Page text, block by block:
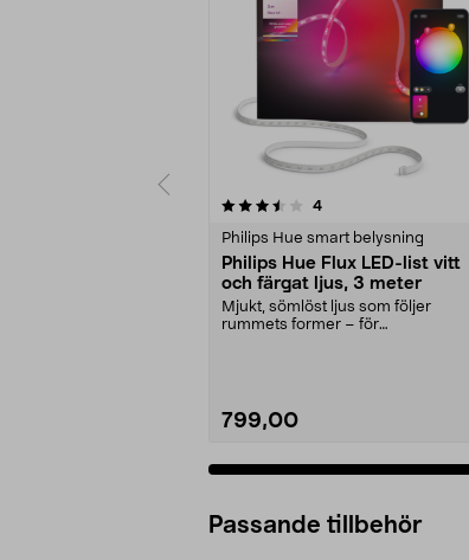
4recensioner
Philips Hue smart belysning
Philips Hue Flux LED-list vitt
och färgat ljus, 3 meter
Mjukt, sömlöst ljus som följer
rummets former – för
799,00
4.5 av 5 stjärnor
Passande tillbehör